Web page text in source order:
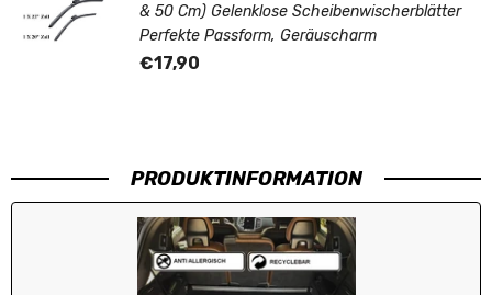
& 50 Cm) Gelenklose Scheibenwischerblätter
Perfekte Passform, Geräuscharm
€17,90
PRODUKTINFORMATION